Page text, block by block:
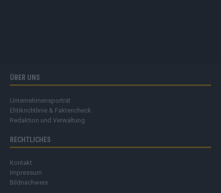
ÜBER UNS
Unternehmensporträt
Ehtikrichtlinie & Faktencheck
Redaktion und Verwaltung
RECHTLICHES
Kontakt
Impressum
Bildnachweis